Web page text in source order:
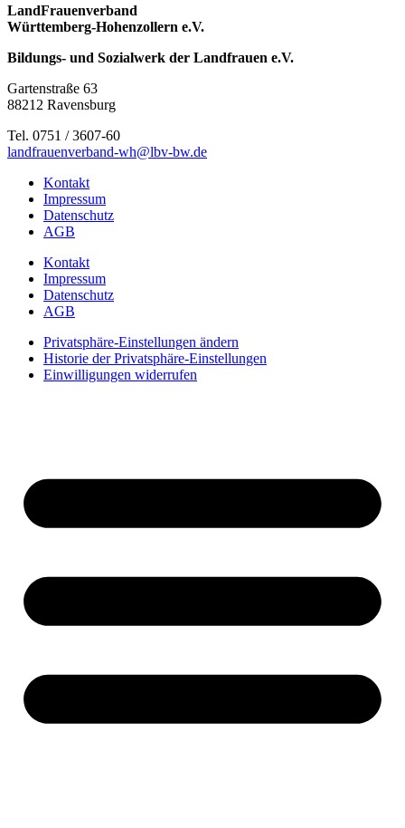
LandFrauenverband
Württemberg-Hohenzollern e.V.
Bildungs- und Sozialwerk der Landfrauen e.V.
Gartenstraße 63
88212 Ravensburg
Tel. 0751 / 3607-60
landfrauenverband-wh@lbv-bw.de
Kontakt
Impressum
Datenschutz
AGB
Kontakt
Impressum
Datenschutz
AGB
Privatsphäre-Einstellungen ändern
Historie der Privatsphäre-Einstellungen
Einwilligungen widerrufen